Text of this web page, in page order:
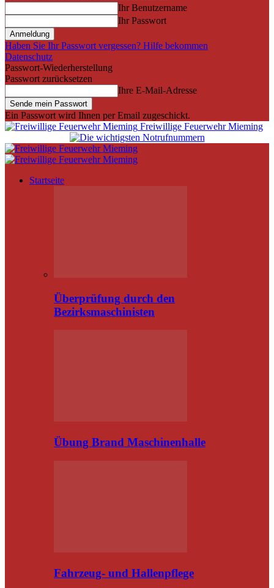
Ihr Benutzername
Ihr Passwort
Haben Sie Ihr Passwort vergessen? Hilfe bekommen
Datenschutz
Passwort-Wiederherstellung
Passwort zurücksetzen
Ihre E-Mail-Adresse
Ein Passwort wird Ihnen per Email zugeschickt.
Freiwillige Feuerwehr Mieming
Startseite
Überprüfung durch den
Bezirksmaschinisten
Übung Brand Maschinenhalle
Fahrzeug- und Hallenpflege